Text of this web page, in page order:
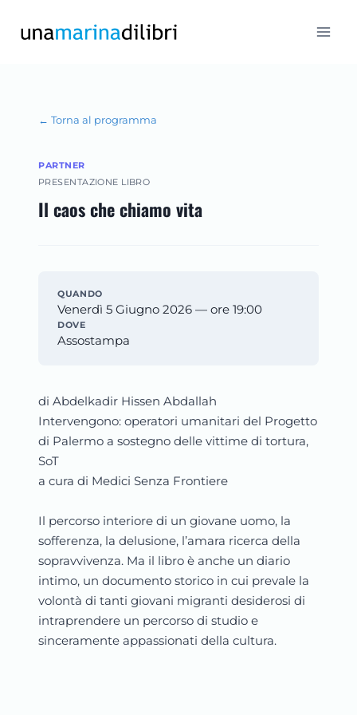
← Torna al programma
PARTNER
PRESENTAZIONE LIBRO
Il caos che chiamo vita
QUANDO
Venerdì 5 Giugno 2026 — ore 19:00
DOVE
Assostampa
di Abdelkadir Hissen Abdallah
Intervengono: operatori umanitari del Progetto
di Palermo a sostegno delle vittime di tortura,
SoT
a cura di Medici Senza Frontiere
Il percorso interiore di un giovane uomo, la
sofferenza, la delusione, l’amara ricerca della
sopravvivenza. Ma il libro è anche un diario
intimo, un documento storico in cui prevale la
volontà di tanti giovani migranti desiderosi di
intraprendere un percorso di studio e
sinceramente appassionati della cultura.